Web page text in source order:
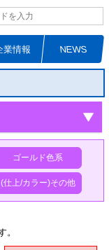
業情報 NEWS
ゴールド色系
(仕上/カラー)その他
。